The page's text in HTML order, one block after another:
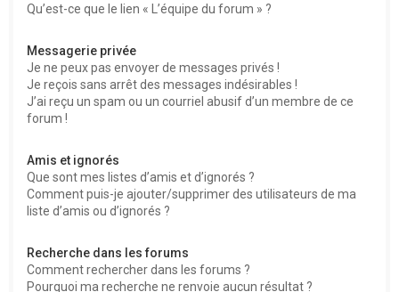
Qu’est-ce que le lien « L’équipe du forum » ?
Messagerie privée
Je ne peux pas envoyer de messages privés !
Je reçois sans arrêt des messages indésirables !
J’ai reçu un spam ou un courriel abusif d’un membre de ce
forum !
Amis et ignorés
Que sont mes listes d’amis et d’ignorés ?
Comment puis-je ajouter/supprimer des utilisateurs de ma
liste d’amis ou d’ignorés ?
Recherche dans les forums
Comment rechercher dans les forums ?
Pourquoi ma recherche ne renvoie aucun résultat ?